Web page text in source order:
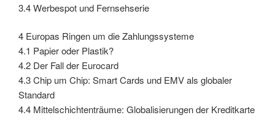
3.4 Werbespot und Fernsehserie
4 Europas Ringen um die Zahlungssysteme
4.1 Papier oder Plastik?
4.2 Der Fall der Eurocard
4.3 Chip um Chip: Smart Cards und EMV als globaler
Standard
4.4 Mittelschichtenträume: Globalisierungen der Kreditkarte